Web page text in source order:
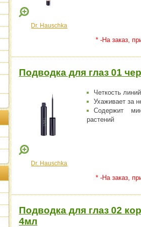
Dr. Hauschka
* -На заказ,
Подводка для глаз 01
Четкость линий
Ухаживает за
Содержит
растений
Dr. Hauschka
* -На заказ,
Подводка для глаз 02
4мл